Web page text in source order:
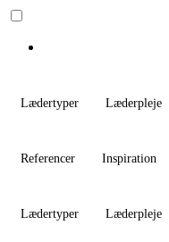
Lædertyper Læderpleje
Referencer Inspiration
Lædertyper Læderpleje